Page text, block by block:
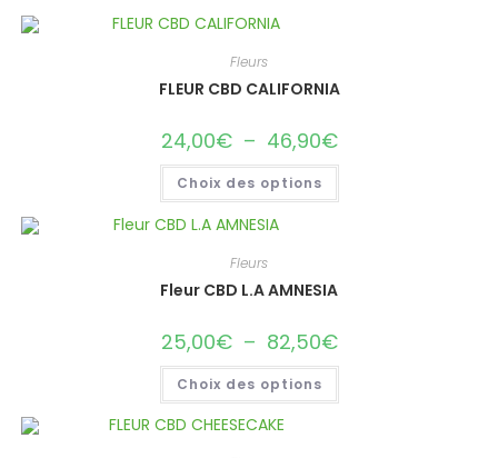
Fleurs
FLEUR CBD CALIFORNIA
24,00€ – 46,90€Plage
de
prix :
à
Choix des options
Ce
a
être
la
du
Fleurs
Fleur CBD L.A AMNESIA
25,00€ – 82,50€Plage
de
prix :
à
Choix des options
Ce
a